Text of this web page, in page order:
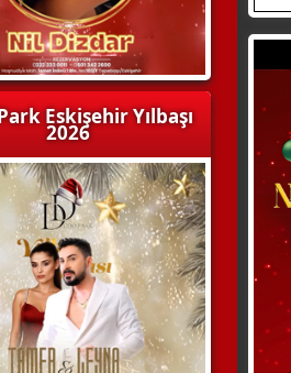
Eskişehir Yılbaşı
2026
WhatsApp